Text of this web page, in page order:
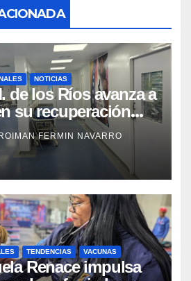
NOTICIAS
de los Ríos avanza a
su recuperación
eventos
FERMIN NAVARRO
TENDENCIAS VACUNAS
Renace impulsa